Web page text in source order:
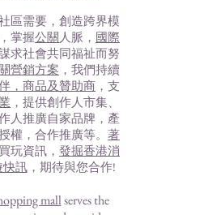
區需要，創造跨界模
掌握公關人脈， 國際
求社會共同福祉而努
營銷方案 ，我們持續
，商品及贊助商 ，支
，提供創作人市集、
人推廣自家品牌，產
權，合作推廣等。 著
玩資訊， 發掘香港消
快訊，期待與您合作!
mallserves the